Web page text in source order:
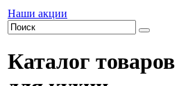
Наши акции
Каталог товаров